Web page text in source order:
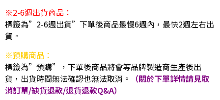
※2-6週出貨商品：
標籤為”2-6週出貨”下單後商品最慢6週內，最快2週左右出
貨。
※預購商品：
標籤為”預購”，下單後商品將會等品牌製造商生產後出
貨，出貨時間無法確認也無法取消。
（關於下單詳情請見取
消訂單/缺貨退款/退貨退款Q&A）